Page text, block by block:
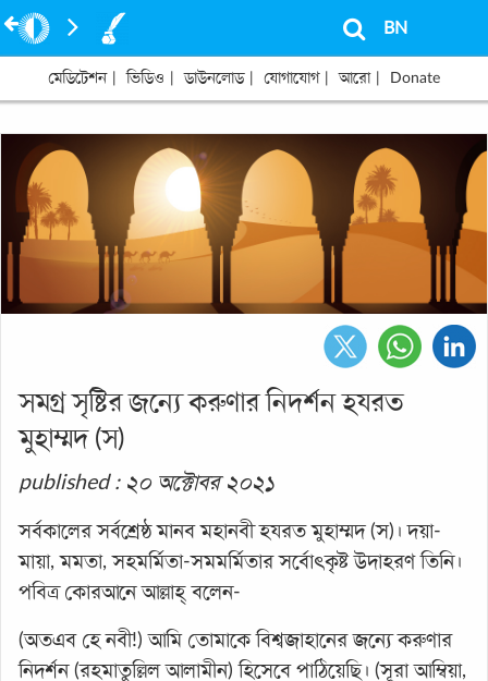
BN
মেডিটেশন ভিডিও ডাউনলোড যোগাযোগ আরো Donate
সমগ্র সৃষ্টির জন্যে করুণার নিদর্শন হযরত
মুহাম্মদ (স)
published : ২০ অক্টোবর ২০২১
সর্বকালের সর্বশ্রেষ্ঠ মানব মহানবী হযরত মুহাম্মদ (স)। দয়া-
মায়া, মমতা, সহমর্মিতা-সমমর্মিতার সর্বোৎকৃষ্ট উদাহরণ তিনি।
পবিত্র কোরআনে আল্লাহ্‌ বলেন-
(অতএব হে নবী!) আমি তোমাকে বিশ্বজাহানের জন্যে করুণার
নিদর্শন (রহমাতুল্লিল আলামীন) হিসেবে পাঠিয়েছি। (সূরা আম্বিয়া,